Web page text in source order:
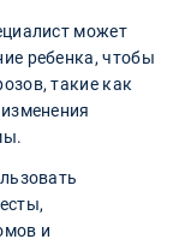
может
ребенка, чтобы
такие как
и